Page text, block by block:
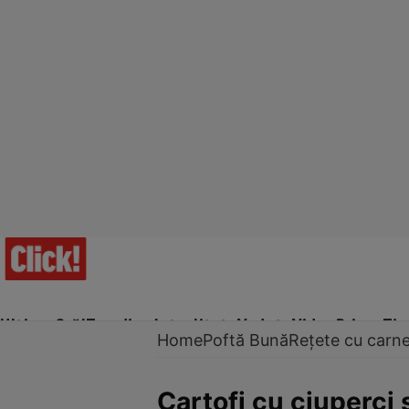
Ultima Oră!Trending Actualitate Vedete Video Prime Time
HomePoftă BunăRețete cu
Cartofi cu ciuperci